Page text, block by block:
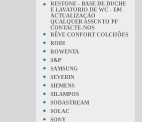
●
RESTONE - BASE DE DUCHE
E LAVATORIO DE WC - EM
ACTUALIZAÇÁO
QUALQUER ASSUNTO PF
CONTACTE-NOS
●
RÊVE CONFORT COLCHÕES
●
RODI
●
ROWENTA
●
S&P
●
SAMSUNG
●
SEVERIN
●
SIEMENS
●
SILAMPOS
●
SODASTREAM
●
SOLAC
●
SONY